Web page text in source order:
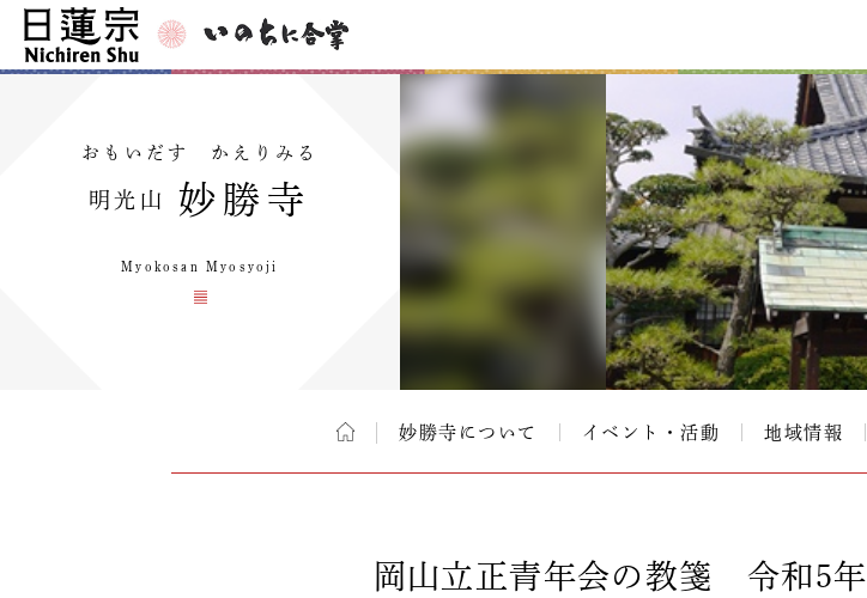
おもいだす かえりみる
明光山 妙勝寺
Myokosan Myosyoji
妙勝寺について イベント・活動 地域情報
岡山立正青年会の教箋 令和5年